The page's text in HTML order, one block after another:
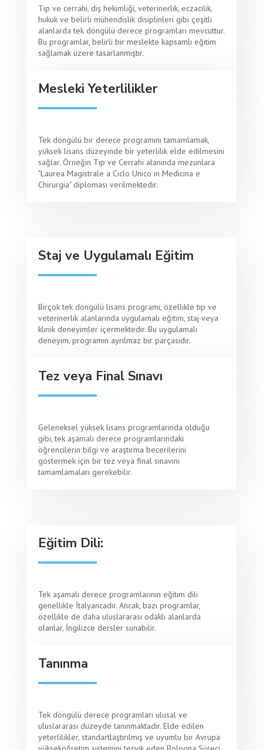
Tıp ve cerrahi, diş hekimliği, veterinerlik, eczacılık,
hukuk ve belirli mühendislik disiplinleri gibi çeşitli
alanlarda tek döngülü derece programları mevcuttur.
Bu programlar, belirli bir meslekte kapsamlı eğitim
sağlamak üzere tasarlanmıştır.
Mesleki Yeterlilikler
Tek döngülü bir derece programını tamamlamak,
yüksek lisans düzeyinde bir yeterlilik elde edilmesini
sağlar. Örneğin Tıp ve Cerrahi alanında mezunlara
"Laurea Magistrale a Ciclo Unico in Medicina e
Chirurgia" diploması verilmektedir.
Staj ve Uygulamalı Eğitim
Birçok tek döngülü lisans programı, özellikle tıp ve
veterinerlik alanlarında uygulamalı eğitim, staj veya
klinik deneyimler içermektedir. Bu uygulamalı
deneyim, programın ayrılmaz bir parçasıdır.
Tez veya Final Sınavı
Geleneksel yüksek lisans programlarında olduğu
gibi, tek aşamalı derece programlarındaki
öğrencilerin bilgi ve araştırma becerilerini
göstermek için bir tez veya final sınavını
tamamlamaları gerekebilir.
Eğitim Dili:
Tek aşamalı derece programlarının eğitim dili
genellikle İtalyancadır. Ancak, bazı programlar,
özellikle de daha uluslararası odaklı alanlarda
olanlar, İngilizce dersler sunabilir.
Tanınma
Tek döngülü derece programları ulusal ve
uluslararası düzeyde tanınmaktadır. Elde edilen
yeterlilikler, standartlaştırılmış ve uyumlu bir Avrupa